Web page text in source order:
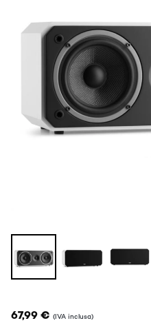
67,99 € (IVA inclusa)